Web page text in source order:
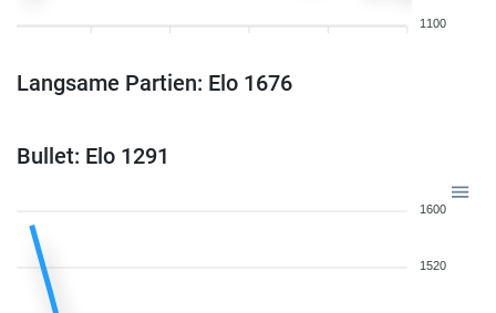
1100
Langsame Partien: Elo 1676
Bullet: Elo 1291
1600
1520